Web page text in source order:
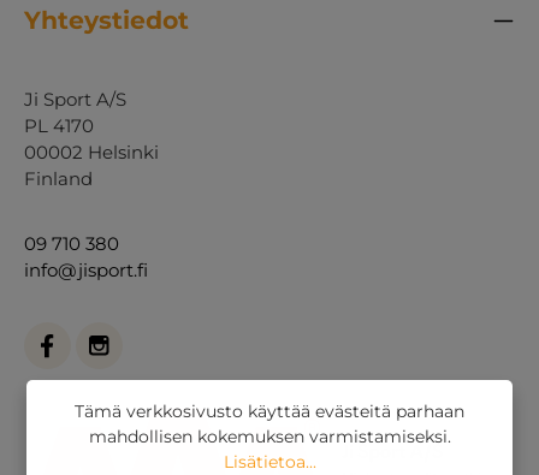
Yhteystiedot
Ji Sport A/S
PL 4170
00002 Helsinki
Finland
09 710 380
info@jisport.fi
Tämä verkkosivusto käyttää evästeitä parhaan
mahdollisen kokemuksen varmistamiseksi.
Lisätietoa...